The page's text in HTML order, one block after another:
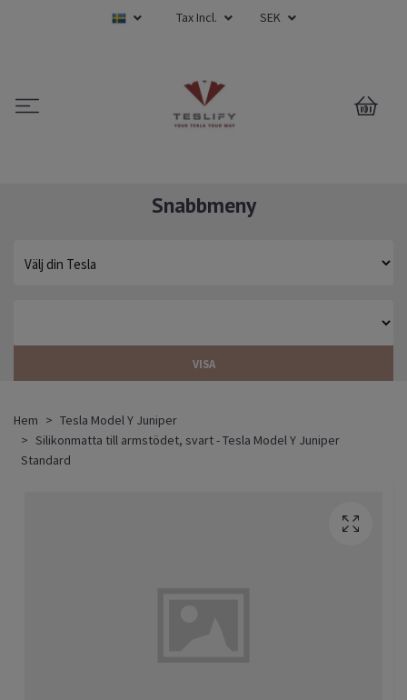
Tax Incl. SEK
0
Snabbmeny
VISA
Hem
Tesla Model Y Juniper
Silikonmatta till armstödet, svart - Tesla Model Y Juniper
Standard